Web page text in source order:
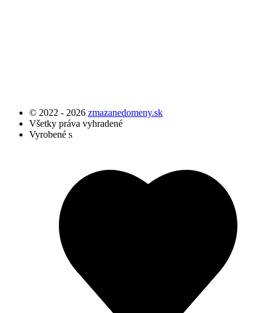
© 2022 - 2026 zmazanedomeny.sk
Všetky práva vyhradené
Vyrobené s